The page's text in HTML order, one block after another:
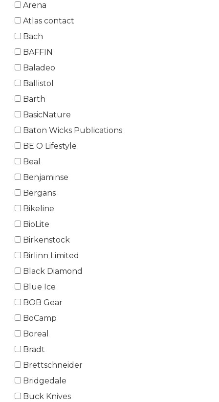
Arena
Atlas contact
Bach
BAFFIN
Baladeo
Ballistol
Barth
BasicNature
Baton Wicks Publications
BE O Lifestyle
Beal
Benjaminse
Bergans
Bikeline
BioLite
Birkenstock
Birlinn Limited
Black Diamond
Blue Ice
BOB Gear
BoCamp
Boreal
Bradt
Brettschneider
Bridgedale
Buck Knives